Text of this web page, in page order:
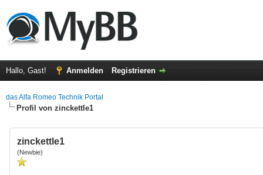
Hallo, Gast! Anmelden Registrieren
das Alfa Romeo Technik Portal
Profil von zinckettle1
zinckettle1
(Newbie)